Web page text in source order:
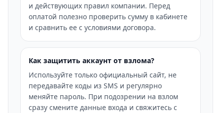
и действующих правил компании. Перед
оплатой полезно проверить сумму в кабинете
и сравнить ее с условиями договора.
Как защитить аккаунт от взлома?
Используйте только официальный сайт, не
передавайте коды из SMS и регулярно
меняйте пароль. При подозрении на взлом
сразу смените данные входа и свяжитесь с